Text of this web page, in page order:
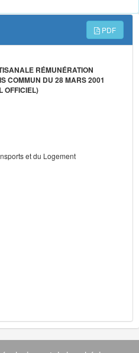
PDF
RÉMUNÉRATION
COMMUN DU 28 MARS 2001
OFFICIEL)
et du Logement